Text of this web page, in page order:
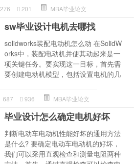
276 201 MBA毕业论文
sw毕业设计电机去哪找
solidworks装配电动机怎么动 在SolidW
orks中，装配电动机并使其动起来是一
项关键任务。要实现这一目标，首先需
要创建电动机模型，包括设置电机的几
687 936 MBA毕业论文
毕业设计怎么确定电机好坏
判断电动车电动机性能好坏的通用方法
是什么? 要确定电动车电动机的好坏，
我们可以采用直观检查和测量电阻两种